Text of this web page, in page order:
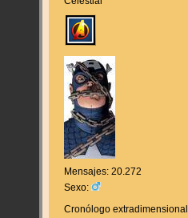
Mensajes: 20.272
Sexo:
Cronólogo extradimensional